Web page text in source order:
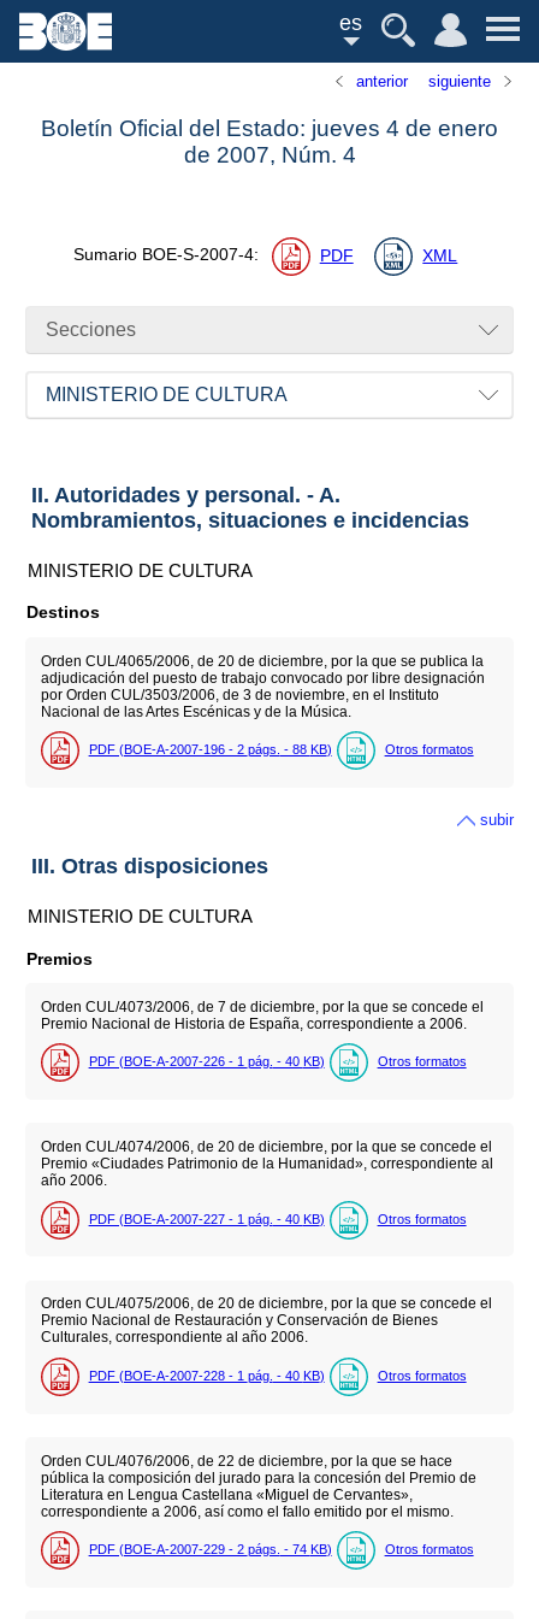
es
anterior siguiente
Boletín Oficial del Estado: jueves 4 de enero
de 2007, Núm. 4
Sumario BOE-S-2007-4: PDF XML
Secciones
MINISTERIO DE CULTURA
II. Autoridades y personal. - A.
Nombramientos, situaciones e incidencias
MINISTERIO DE CULTURA
Destinos
Orden CUL/4065/2006, de 20 de diciembre, por la que se publica la
adjudicación del puesto de trabajo convocado por libre designación
por Orden CUL/3503/2006, de 3 de noviembre, en el Instituto
Nacional de las Artes Escénicas y de la Música.
PDF (BOE-A-2007-196 - 2 págs. - 88 KB) Otros formatos
subir
III. Otras disposiciones
MINISTERIO DE CULTURA
Premios
Orden CUL/4073/2006, de 7 de diciembre, por la que se concede el
Premio Nacional de Historia de España, correspondiente a 2006.
PDF (BOE-A-2007-226 - 1 pág. - 40 KB) Otros formatos
Orden CUL/4074/2006, de 20 de diciembre, por la que se concede el
Premio «Ciudades Patrimonio de la Humanidad», correspondiente al
año 2006.
PDF (BOE-A-2007-227 - 1 pág. - 40 KB) Otros formatos
Orden CUL/4075/2006, de 20 de diciembre, por la que se concede el
Premio Nacional de Restauración y Conservación de Bienes
Culturales, correspondiente al año 2006.
PDF (BOE-A-2007-228 - 1 pág. - 40 KB) Otros formatos
Orden CUL/4076/2006, de 22 de diciembre, por la que se hace
pública la composición del jurado para la concesión del Premio de
Literatura en Lengua Castellana «Miguel de Cervantes»,
correspondiente a 2006, así como el fallo emitido por el mismo.
PDF (BOE-A-2007-229 - 2 págs. - 74 KB) Otros formatos